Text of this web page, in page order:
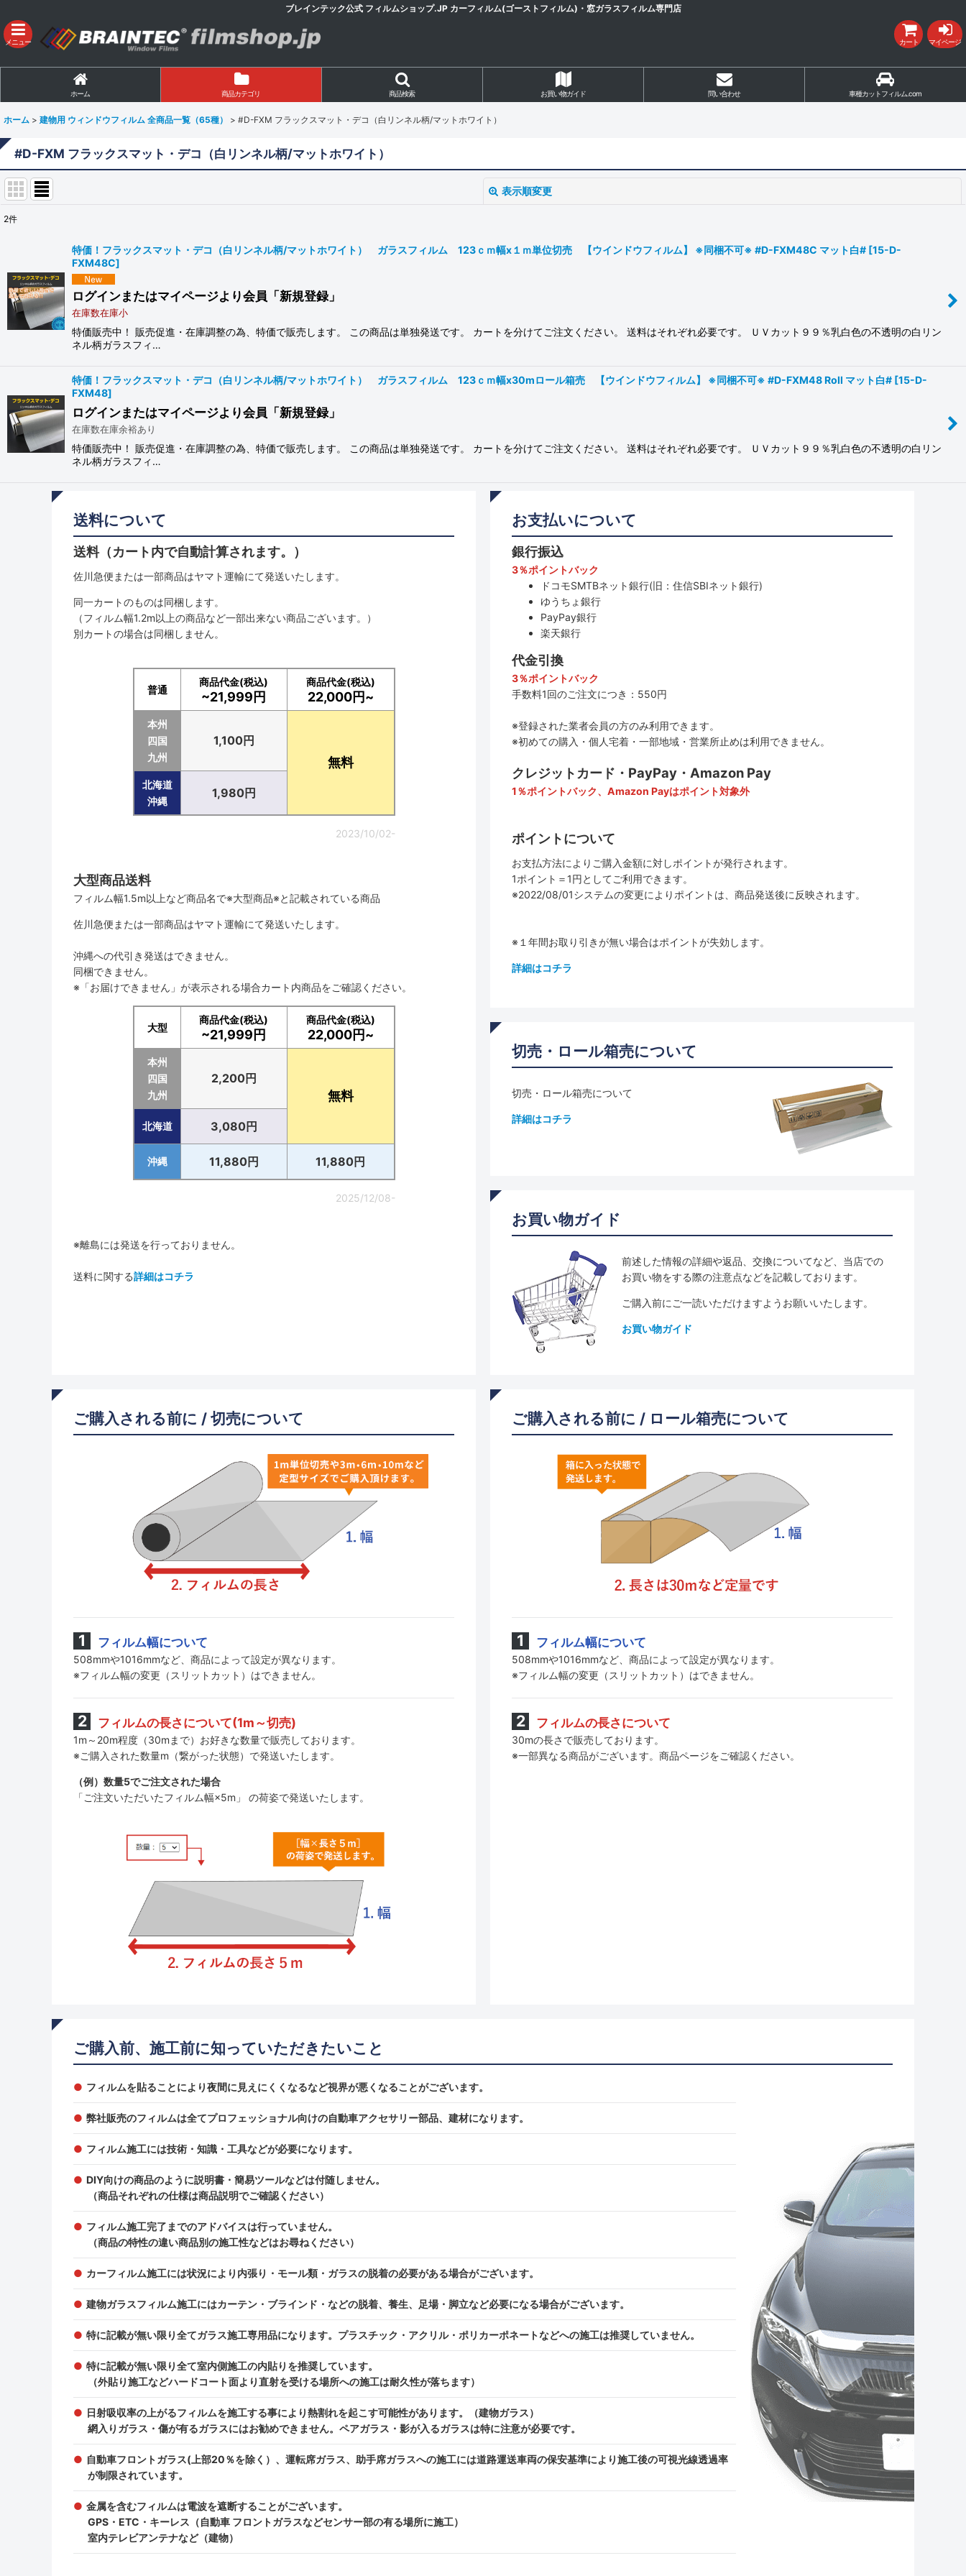
ブレインテック公式 フィルムショップ.JP カーフィルム(ゴーストフィルム)・窓ガラスフィルム専門店
メニュー カート マイページ
ホーム 商品カテゴリ 商品検索 お買い物ガイド 問い合わせ 車種カットフィルム.com
ホーム > 建物用 ウィンドウフィルム 全商品一覧（65種） > #D-FXM フラックスマット・デコ（白リンネル柄/マットホワイト）
#D-FXM フラックスマット・デコ（白リンネル柄/マットホワイト）
表示順変更
並び順:
2件
特価！フラックスマット・デコ（白リンネル柄/マットホワイト） ガラスフィルム 123ｃｍ幅x１ｍ単位切売 【ウインドウフィルム】 ※同梱不可※ #D-FXM48C マット白# [15-D-
FXM48C]
ログインまたはマイページより会員「新規登録」
在庫数在庫小
特価販売中！ 販売促進・在庫調整の為、特価で販売します。 この商品は単独発送です。 カートを分けてご注文ください。 送料はそれぞれ必要です。 ＵＶカット９９％乳白色の不透明の白リン
ネル柄ガラスフィ…
特価！フラックスマット・デコ（白リンネル柄/マットホワイト） ガラスフィルム 123ｃｍ幅x30mロール箱売 【ウインドウフィルム】 ※同梱不可※ #D-FXM48 Roll マット白# [15-D-
FXM48]
ログインまたはマイページより会員「新規登録」
在庫数在庫余裕あり
特価販売中！ 販売促進・在庫調整の為、特価で販売します。 この商品は単独発送です。 カートを分けてご注文ください。 送料はそれぞれ必要です。 ＵＶカット９９％乳白色の不透明の白リン
ネル柄ガラスフィ…
送料について
送料（カート内で自動計算されます。）
佐川急便または一部商品はヤマト運輸にて発送いたします。
同一カートのものは同梱します。
（フィルム幅1.2m以上の商品など一部出来ない商品ございます。）
別カートの場合は同梱しません。
普通
商品代金(税込)
~21,999円
商品代金(税込)
22,000円~
本州
四国
九州
1,100円
無料
北海道
沖縄
1,980円
2023/10/02-
大型商品送料
フィルム幅1.5m以上など商品名で※大型商品※と記載されている商品
佐川急便または一部商品はヤマト運輸にて発送いたします。
沖縄への代引き発送はできません。
同梱できません。
※「お届けできません」が表示される場合カート内商品をご確認ください。
大型
商品代金(税込)
~21,999円
商品代金(税込)
22,000円~
本州
四国
九州
2,200円
無料
北海道 3,080円
沖縄 11,880円 11,880円
2025/12/08-
※離島には発送を行っておりません。
送料に関する詳細はコチラ
お支払いについて
銀行振込
3％ポイントバック
ドコモSMTBネット銀行(旧：住信SBIネット銀行)
ゆうちょ銀行
PayPay銀行
楽天銀行
代金引換
3％ポイントバック
手数料1回のご注文につき：550円
※登録された業者会員の方のみ利用できます。
※初めての購入・個人宅着・一部地域・営業所止めは利用できません。
クレジットカード・PayPay・Amazon Pay
1％ポイントバック、Amazon Payはポイント対象外
ポイントについて
お支払方法によりご購入金額に対しポイントが発行されます。
1ポイント＝1円としてご利用できます。
※2022/08/01システムの変更によりポイントは、商品発送後に反映されます。
※１年間お取り引きが無い場合はポイントが失効します。
詳細はコチラ
切売・ロール箱売について
切売・ロール箱売について
詳細はコチラ
お買い物ガイド
前述した情報の詳細や返品、交換についてなど、当店での
お買い物をする際の注意点などを記載しております。
ご購入前にご一読いただけますようお願いいたします。
お買い物ガイド
ご購入される前に / 切売について
フィルム幅について
508mmや1016mmなど、商品によって設定が異なります。
※フィルム幅の変更（スリットカット）はできません。
フィルムの長さについて(1m～切売)
1m～20m程度（30mまで）お好きな数量で販売しております。
※ご購入された数量m（繋がった状態）で発送いたします。
（例）数量5でご注文された場合
「ご注文いただいたフィルム幅×5m」 の荷姿で発送いたします。
ご購入される前に / ロール箱売について
フィルム幅について
508mmや1016mmなど、商品によって設定が異なります。
※フィルム幅の変更（スリットカット）はできません。
フィルムの長さについて
30mの長さで販売しております。
※一部異なる商品がございます。商品ページをご確認ください。
ご購入前、施工前に知っていただきたいこと
フィルムを貼ることにより夜間に見えにくくなるなど視界が悪くなることがございます。
弊社販売のフィルムは全てプロフェッショナル向けの自動車アクセサリー部品、建材になります。
フィルム施工には技術・知識・工具などが必要になります。
DIY向けの商品のように説明書・簡易ツールなどは付随しません。
（商品それぞれの仕様は商品説明でご確認ください）
フィルム施工完了までのアドバイスは行っていません。
（商品の特性の違い商品別の施工性などはお尋ねください）
カーフィルム施工には状況により内張り・モール類・ガラスの脱着の必要がある場合がございます。
建物ガラスフィルム施工にはカーテン・ブラインド・などの脱着、養生、足場・脚立など必要になる場合がございます。
特に記載が無い限り全てガラス施工専用品になります。プラスチック・アクリル・ポリカーポネートなどへの施工は推奨していません。
特に記載が無い限り全て室内側施工の内貼りを推奨しています。
（外貼り施工などハードコート面より直射を受ける場所への施工は耐久性が落ちます）
日射吸収率の上がるフィルムを施工する事により熱割れを起こす可能性があります。（建物ガラス）
網入りガラス・傷が有るガラスにはお勧めできません。ペアガラス・影が入るガラスは特に注意が必要です。
自動車フロントガラス(上部20％を除く）、運転席ガラス、助手席ガラスへの施工には道路運送車両の保安基準により施工後の可視光線透過率
が制限されています。
金属を含むフィルムは電波を遮断することがございます。
GPS・ETC・キーレス（自動車 フロントガラスなどセンサー部の有る場所に施工）
室内テレビアンテナなど（建物）